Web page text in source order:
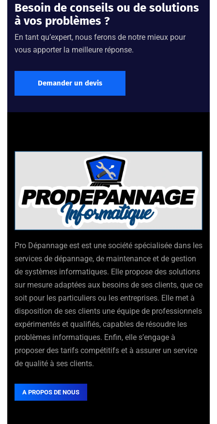
Besoin de conseils ou de solutions
à vos problèmes ?
En tant qu’expert, nous ferons de notre mieux pour
vous apporter la meilleure réponse.
Demander un devis
Pro Dépannage est est une société spécialisée dans les
services de dépannage, de maintenance et de gestion
de systèmes informatiques. Elle propose des solutions
sur mesure adaptées aux besoins de ses clients, que ce
soit pour les particuliers ou les entreprises. Elle met à
disposition de ses clients une équipe de professionnels
expérimentés et qualifiés, capables de résoudre les
problèmes informatiques. Enfin, elle s’engage à
proposer des tarifs compétitifs et à assurer un service
de qualité à ses clients.
A PROPOS DE NOUS